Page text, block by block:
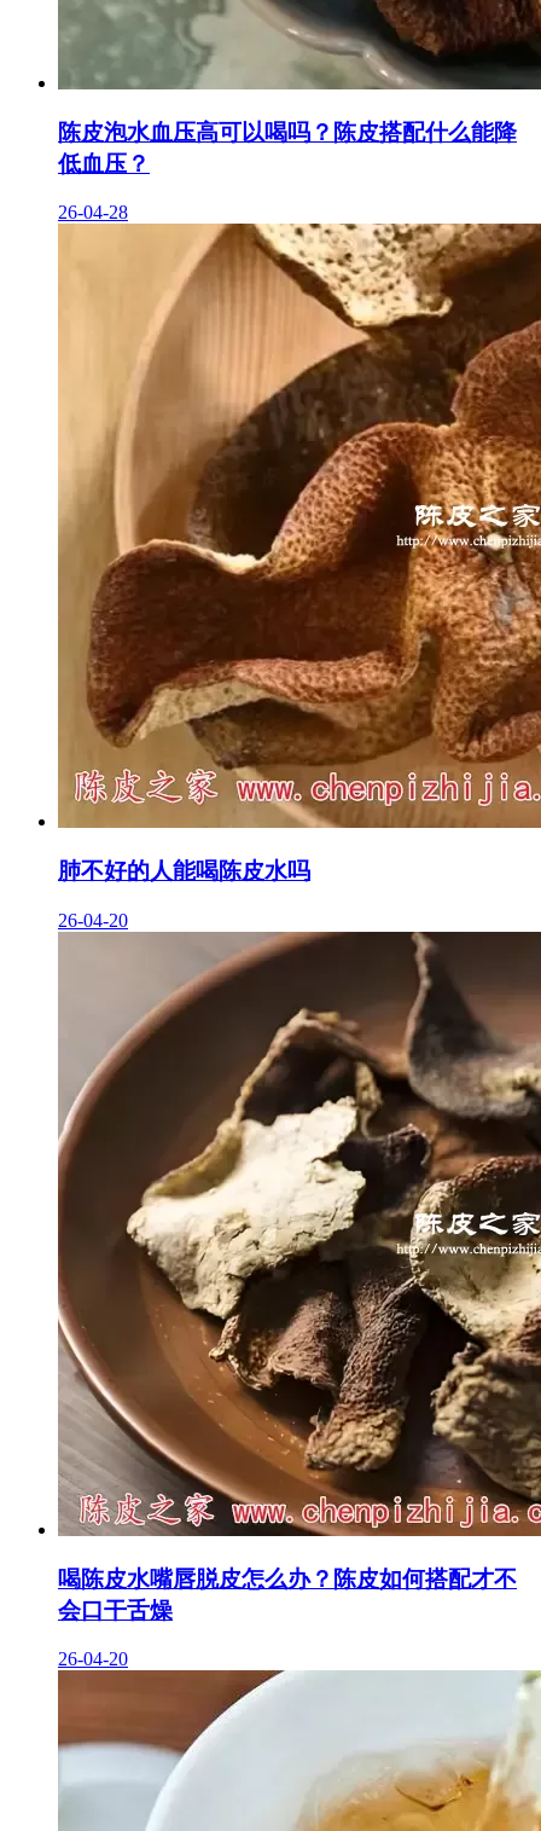
陈皮泡水血压高可以喝吗？陈皮搭配什么能降
低血压？
26-04-28
肺不好的人能喝陈皮水吗
26-04-20
喝陈皮水嘴唇脱皮怎么办？陈皮如何搭配才不
会口干舌燥
26-04-20